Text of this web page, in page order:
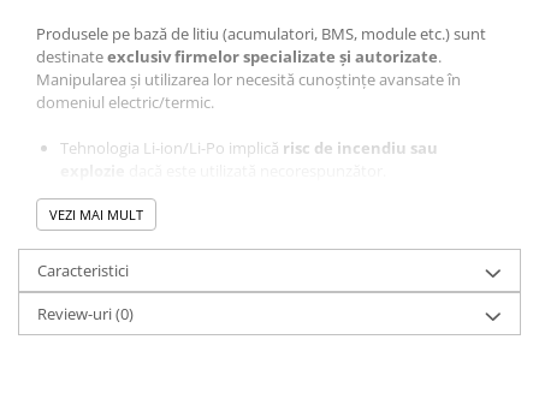
Cabluri, conectori si izolatie
Module Peltier, racire si
incalzire
de lucru
Cabluri si adaptoare
Conectori, mufe si blocuri
terminale
Componente electronice
Rezistente si termistori
Produsele pe bază de litiu (acumulatori, BMS, module etc.) sunt
destinateexclusiv firmelor specializate și autorizate.
Manipularea și utilizarea lor necesită cunoștințe avansate în
domeniul electric/termic.
Tehnologia Li-ion/Li-Po implică risc de incendiu sau
Este interzisă combinarea celulelor cu
prin cositorire.
VEZI MAI MULT
Caracteristici
Review-uri(0)